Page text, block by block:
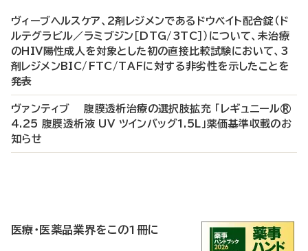
ヴィーブヘルスケア、2剤レジメンであるドウベイト配合錠（ド
ルテグラビル／ラミブジン［DTG/3TC］）について、未治療
のHIV陽性成人を対象とした初の直接比較試験において、3
剤レジメンBIC/FTC/TAFに対する非劣性を示したことを
発表
ヴァンティブ 腹膜透析治療の選択肢拡充 「レギュニール®
4.25 腹膜透析液 UV ツインバッグ1.5L」薬価基準収載のお
知らせ
医療・医薬品業界をこの1冊に